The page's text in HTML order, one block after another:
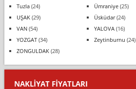
Tuzla(24) Ümraniye(25)
UŞAK(29) Üsküdar(24)
VAN(54) YALOVA(16)
YOZGAT(34) Zeytinburnu (24)
ZONGULDAK(28)
NAKLIYAT FIYATLARI